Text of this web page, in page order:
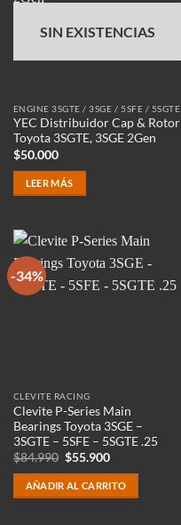
SIN EXISTENCIAS
ENGINE 3SGTE / 3SGE / 5SFE / 5SGTE
YEC Distribuidor Cap & Rotor
Toyota 3SGTE, 3SGE 2Gen
$50.000
LEER MÁS
-34%
CLEVITE RACING
Clevite P-Series Main
Bearings Toyota 3SGE –
3SGTE – 5SFE – 5SGTE .25
$84.990 El
original
era:
$84.990.
$55.900El
actual
es:
$55.900.
AÑADIR AL CARRITO